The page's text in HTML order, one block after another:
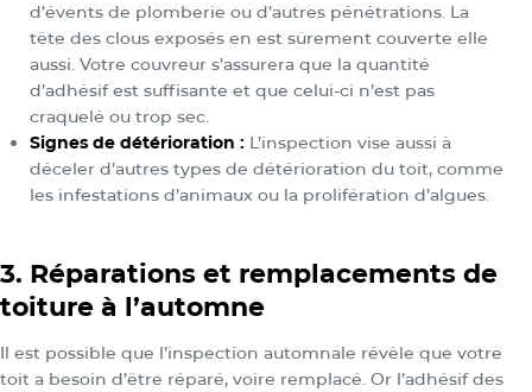
d’évents de plomberie ou d’autres pénétrations. La
tête des clous exposés en est sûrement couverte elle
aussi. Votre couvreur s’assurera que la quantité
d’adhésif est suffisante et que celui-ci n’est pas
craquelé ou trop sec.
Signes de détérioration : L’inspection vise aussi à
déceler d’autres types de détérioration du toit, comme
les infestations d’animaux ou la prolifération d’algues.
3. Réparations et remplacements de
toiture à l’automne
Il est possible que l’inspection automnale révèle que votre
toit a besoin d’être réparé, voire remplacé. Or l’adhésif des